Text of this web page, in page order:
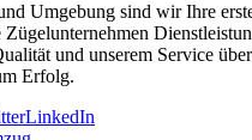
Umgebung sind wir Ihre
Zügelunternehmen
und unserem Service
Erfolg.
LinkedIn